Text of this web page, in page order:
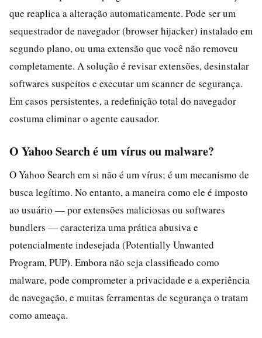
que reaplica a alteração automaticamente. Pode ser um
sequestrador de navegador (browser hijacker) instalado em
segundo plano, ou uma extensão que você não removeu
completamente. A solução é revisar extensões, desinstalar
softwares suspeitos e executar um scanner de segurança.
Em casos persistentes, a redefinição total do navegador
costuma eliminar o agente causador.
O Yahoo Search é um vírus ou malware?
O Yahoo Search em si não é um vírus; é um mecanismo de
busca legítimo. No entanto, a maneira como ele é imposto
ao usuário — por extensões maliciosas ou softwares
bundlers — caracteriza uma prática abusiva e
potencialmente indesejada (Potentially Unwanted
Program, PUP). Embora não seja classificado como
malware, pode comprometer a privacidade e a experiência
de navegação, e muitas ferramentas de segurança o tratam
como ameaça.